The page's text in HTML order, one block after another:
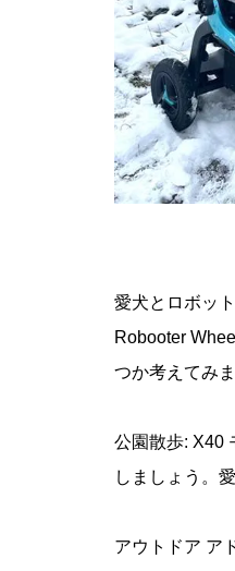
愛犬とロボッ
Robooter
つか考えてみま
公園散歩: X40
しましょう。
アウトドア ア